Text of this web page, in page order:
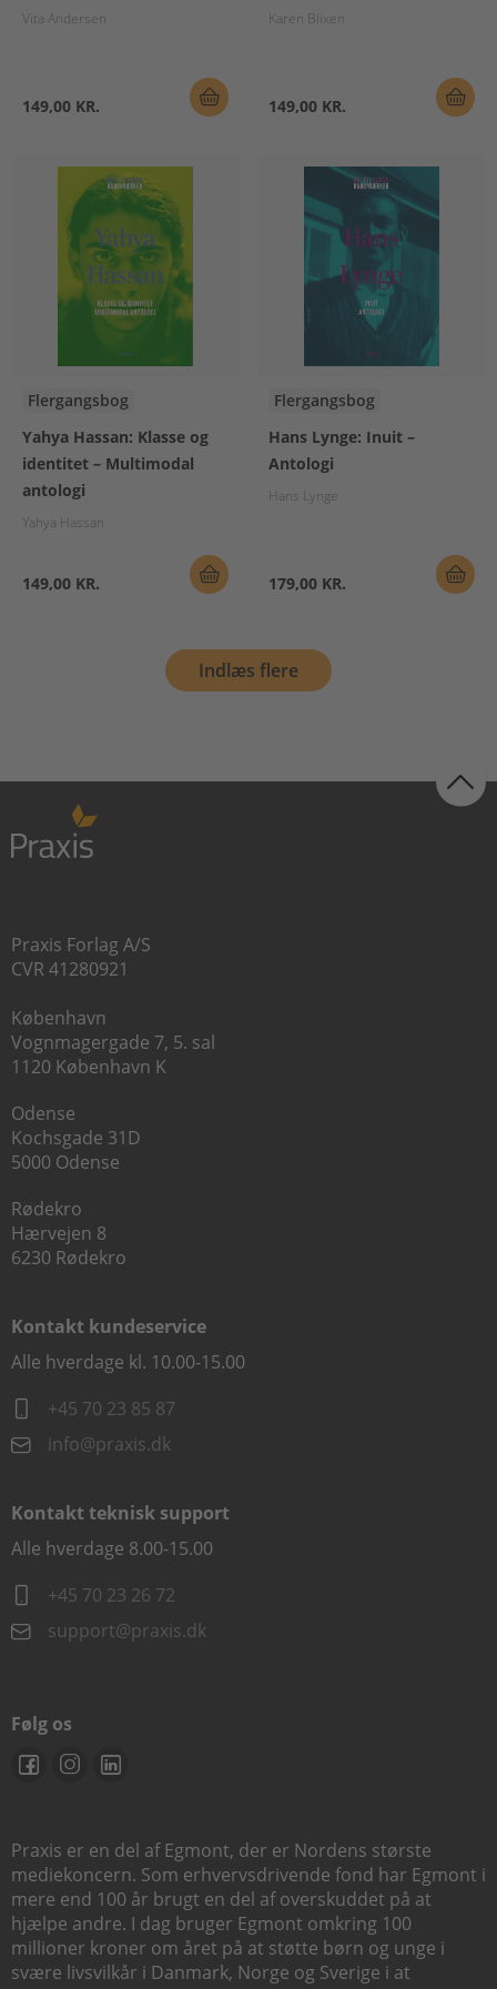
Vita Andersen
149,00 KR.
Karen Blixen
149,00 KR.
Flergangsbog
Yahya Hassan: Klasse og
identitet – Multimodal
antologi
Yahya Hassan
149,00 KR.
Flergangsbog
Hans Lynge: Inuit –
Antologi
Hans Lynge
179,00 KR.
Indlæs flere
Praxis Forlag A/S
CVR 41280921
København
Vognmagergade 7, 5. sal
1120 København K
Odense
Kochsgade 31D
5000 Odense
Rødekro
Hærvejen 8
6230 Rødekro
Kontakt kundeservice
Alle hverdage kl. 10.00-15.00
+45 70 23 85 87
info@praxis.dk
Kontakt teknisk support
Alle hverdage 8.00-15.00
+45 70 23 26 72
support@praxis.dk
Følg os
Praxis er en del af Egmont, der er Nordens største
mediekoncern. Som erhvervsdrivende fond har Egmont i
mere end 100 år brugt en del af overskuddet på at
hjælpe andre. I dag bruger Egmont omkring 100
millioner kroner om året på at støtte børn og unge i
svære livsvilkår i Danmark, Norge og Sverige i at